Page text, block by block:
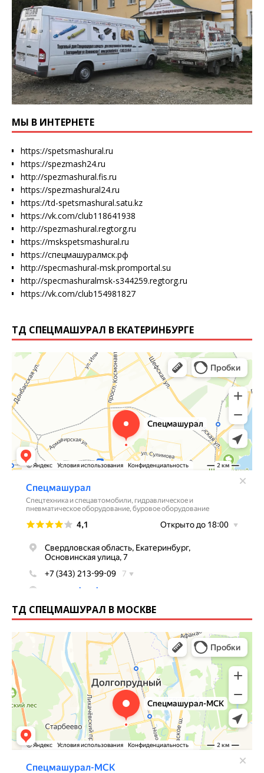
МЫ В ИНТЕРНЕТЕ
https://spetsmashural.ru
https://spezmash24.ru
http://spezmashural.fis.ru
https://spezmashural24.ru
https://td-spetsmashural.satu.kz
https://vk.com/club118641938
http://spezmashural.regtorg.ru
https://mskspetsmashural.ru
https://спецмашуралмск.рф
http://specmashural-msk.promportal.su
http://specmashuralmsk-s344259.regtorg.ru
https://vk.com/club154981827
ТД СПЕЦМАШУРАЛ В ЕКАТЕРИНБУРГЕ
ТД СПЕЦМАШУРАЛ В МОСКВЕ